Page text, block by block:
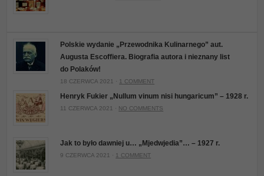
Polskie wydanie „Przewodnika Kulinarnego” aut.
Augusta Escoffiera. Biografia autora i nieznany list
do Polaków!
18 CZERWCA 2021 · 1 COMMENT
Henryk Fukier „Nullum vinum nisi hungaricum” – 1928 r.
11 CZERWCA 2021 · NO COMMENTS
Jak to było dawniej u… „Mjedwjedia”… – 1927 r.
9 CZERWCA 2021 · 1 COMMENT